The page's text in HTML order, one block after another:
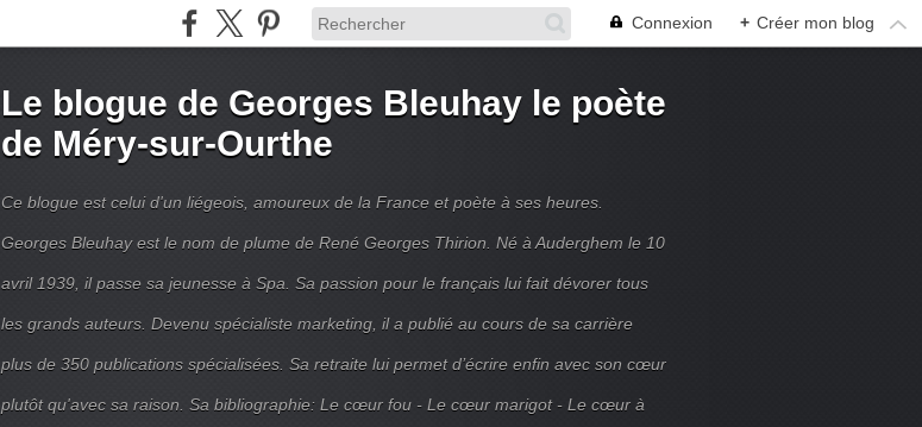
Connexion + Créer mon blog
Le blogue de Georges Bleuhay le poète
de Méry-sur-Ourthe
Ce blogue est celui d'un liégeois, amoureux de la France et poète à ses heures.
Georges Bleuhay est le nom de plume de René Georges Thirion. Né à Auderghem le 10
avril 1939, il passe sa jeunesse à Spa. Sa passion pour le français lui fait dévorer tous
les grands auteurs. Devenu spécialiste marketing, il a publié au cours de sa carrière
plus de 350 publications spécialisées. Sa retraite lui permet d’écrire enfin avec son cœur
plutôt qu'avec sa raison. Sa bibliographie: Le cœur fou - Le cœur marigot - Le cœur à